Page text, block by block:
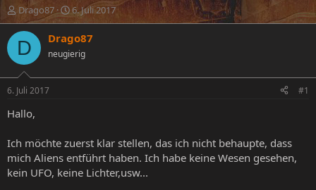
E
r
s
l
e
r
Drago87
E
r
s
t
e
6. Juli 2017
D Drago87
neugierig
6. Juli 2017 #1
Hallo,
Ich möchte zuerst klar stellen, das ich nicht behaupte, dass
mich Aliens entführt haben. Ich habe keine Wesen gesehen,
kein UFO, keine Lichter,usw...